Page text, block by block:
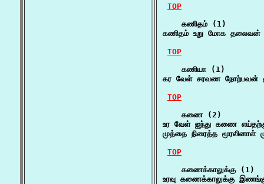
TOP
    கணிதம் (1)
கணிதம் உறு மோக தலைவன்
TOP
    கணியா (1)
கர வேள் சரவண நோற்பவன்
TOP
    கணை (2)
உர வேள் ஐந்து கணை
முத்தை நிரைத்த
TOP
    கணைக்காலுக்கு (1)
உரவு கணைக்காலுக்கு